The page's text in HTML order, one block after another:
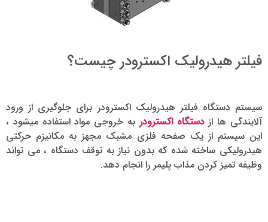
فیلتر هیدرولیک اکسترودر چیست؟
سیستم دستگاه فیلتر هیدرولیک اکسترودر برای جلوگیری از ورود
آلایندگی ها ازدستگاه اکسترودر به خروجی مواد استفاده میشود ،
این سیستم از یک صفحه فلزی مشبک مجهز به مکانیزم حرکتی
هیدرولیکی ساخته شده که بدون نیاز به توقف دستگاه ، می تواند
وظیفه تمیز کردن مذاب پلیمر را انجام دهد.